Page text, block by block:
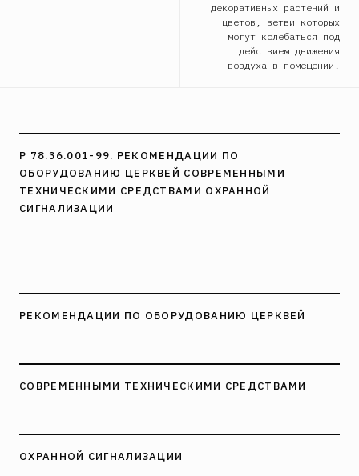
декоративных растений и
цветов, ветви которых
могут колебаться под
действием движения
воздуха в помещении.
Р 78.36.001-99. РЕКОМЕНДАЦИИ ПО
ОБОРУДОВАНИЮ ЦЕРКВЕЙ СОВРЕМЕННЫМИ
ТЕХНИЧЕСКИМИ СРЕДСТВАМИ ОХРАННОЙ
СИГНАЛИЗАЦИИ
РЕКОМЕНДАЦИИ ПО ОБОРУДОВАНИЮ ЦЕРКВЕЙ
СОВРЕМЕННЫМИ ТЕХНИЧЕСКИМИ СРЕДСТВАМИ
ОХРАННОЙ СИГНАЛИЗАЦИИ